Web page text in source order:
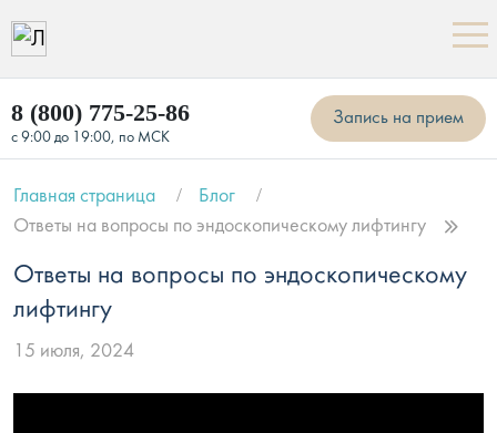
8 (800) 775-25-86
с 9:00 до 19:00, по МСК
Запись на прием
Главная страница
Блог
Ответы на вопросы по эндоскопическому лифтингу
Ответы на вопросы по эндоскопическому
лифтингу
15 июля, 2024